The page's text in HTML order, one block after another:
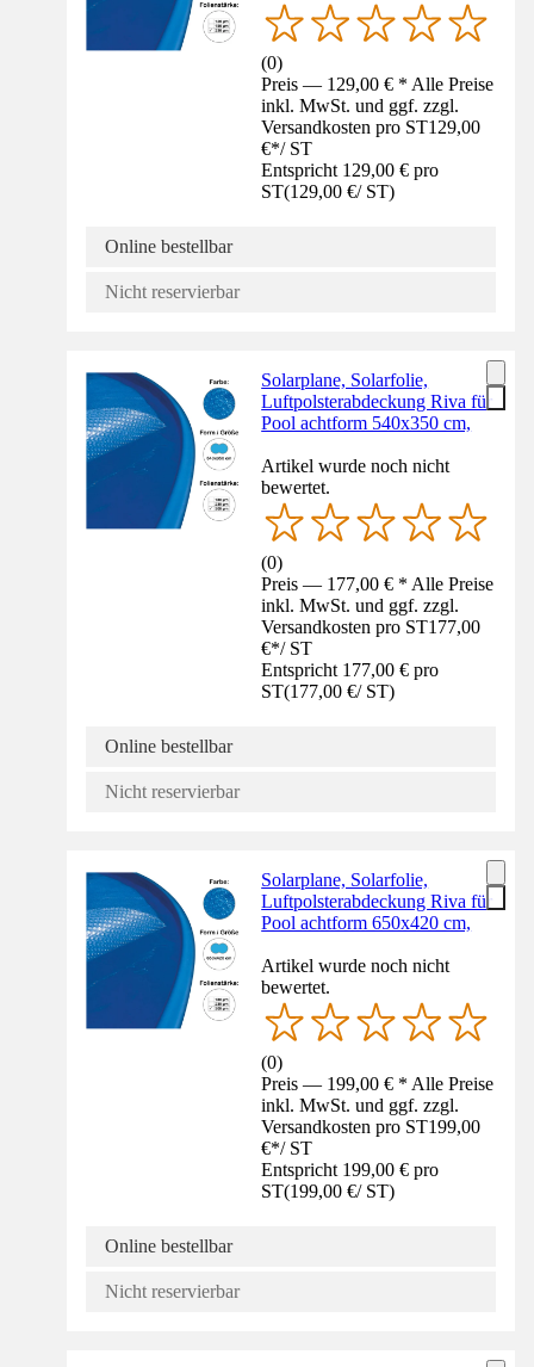
(0)
Preis — 129,00 € * Alle Preise
inkl. MwSt. und ggf. zzgl.
Versandkosten pro ST129,00
€*/ ST
Entspricht 129,00 € pro
ST(129,00 €/ ST)
Online bestellbar
Nicht reservierbar
Solarplane, Solarfolie,
Luftpolsterabdeckung Riva für
Pool achtform 540x350 cm,
Artikel wurde noch nicht
bewertet.
(0)
Preis — 177,00 € * Alle Preise
inkl. MwSt. und ggf. zzgl.
Versandkosten pro ST177,00
€*/ ST
Entspricht 177,00 € pro
ST(177,00 €/ ST)
Online bestellbar
Nicht reservierbar
Solarplane, Solarfolie,
Luftpolsterabdeckung Riva für
Pool achtform 650x420 cm,
Artikel wurde noch nicht
bewertet.
(0)
Preis — 199,00 € * Alle Preise
inkl. MwSt. und ggf. zzgl.
Versandkosten pro ST199,00
€*/ ST
Entspricht 199,00 € pro
ST(199,00 €/ ST)
Online bestellbar
Nicht reservierbar